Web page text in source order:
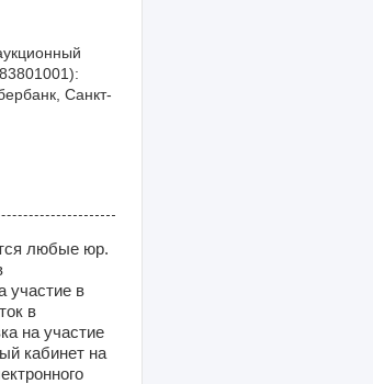
Санкт-
любые юр.
участие в
в
на участие
кабинет на